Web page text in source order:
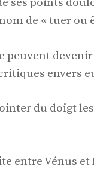
ses points
de « tuer ou
peuvent
envers
du doigt
entre Vénus